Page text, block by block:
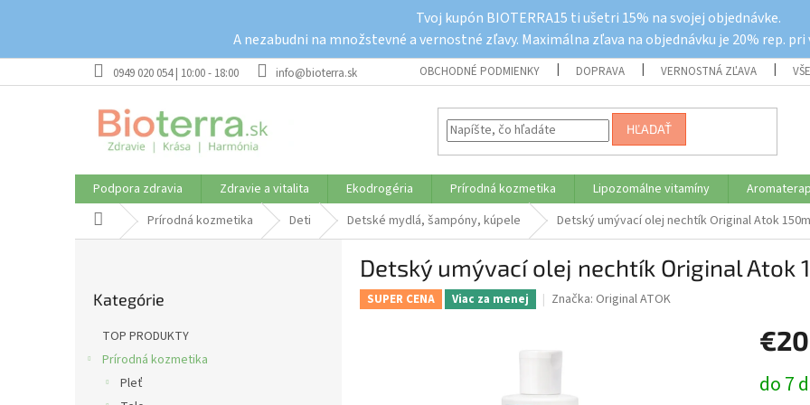
Tvoj kupón BIOTERRA15 ti ušetri 15% na svojej objednávke.
A nezabudni na množstevné a vernostné zľavy. Maximálna zľava na objednávku je 20% rep. pri
0949 020 054 | 10:00 - 18:00 info@bioterra.sk OBCHODNÉ PODMIENKY DOPRAVA VERNOSTNÁ ZĽAVA
HĽADAŤ
Podpora zdravia Zdravie a vitalita Ekodrogéria Prírodná kozmetika Lipozomálne vitamíny
DomovPrírodná kozmetika Deti Detské mydlá, šampóny, kúpele Detský umývací olej nechtík Original Atok
kategórie
Kategórie
TOP PRODUKTY
Prírodná kozmetika
Pleť
Detský umývací olej nechtík Original Atok
SUPER CENA Viac za menej Značka: Original ATOK
cena:
do 7